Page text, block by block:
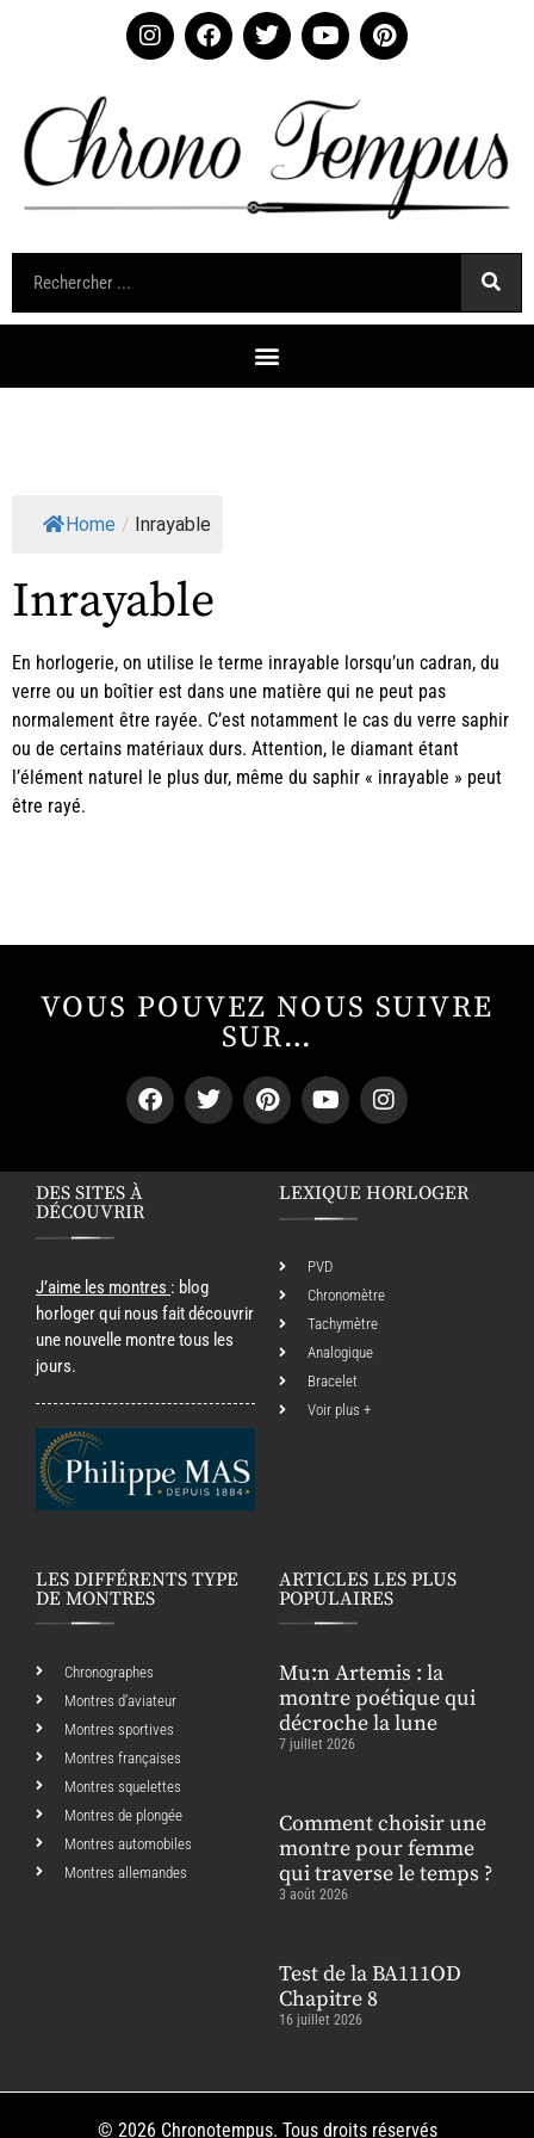
Home / Inrayable
Inrayable
En horlogerie, on utilise le terme inrayable lorsqu’un cadran, du
verre ou un boîtier est dans une matière qui ne peut pas
normalement être rayée. C’est notamment le cas du verre saphir
ou de certains matériaux durs. Attention, le diamant étant
l’élément naturel le plus dur, même du saphir « inrayable » peut
être rayé.
VOUS POUVEZ NOUS SUIVRE
SUR…
DES SITES À
DÉCOUVRIR
J’aime les montres : blog
horloger qui nous fait découvrir
une nouvelle montre tous les
jours.
LEXIQUE HORLOGER
PVD
Chronomètre
Tachymètre
Analogique
Bracelet
Voir plus +
LES DIFFÉRENTS TYPE
DE MONTRES
Chronographes
Montres d’aviateur
Montres sportives
Montres françaises
Montres squelettes
Montres de plongée
Montres automobiles
Montres allemandes
ARTICLES LES PLUS
POPULAIRES
Mu:n Artemis : la
montre poétique qui
décroche la lune
7 juillet 2026
Comment choisir une
montre pour femme
qui traverse le temps ?
3 août 2026
Test de la BA111OD
Chapitre 8
16 juillet 2026
© 2026 Chronotempus. Tous droits réservés